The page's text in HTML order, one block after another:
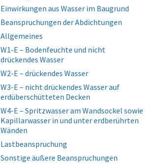
Einwirkungen aus Wasser im Baugrund
Beanspruchungen der Abdichtungen
Allgemeines
W1-E – Bodenfeuchte und nicht
drückendes Wasser
W2-E – drückendes Wasser
W3-E – nicht drückendes Wasser auf
erdüberschütteten Decken
W4-E – Spritzwasser am Wandsockel sowie
Kapillarwasser in und unter erdberührten
Wänden
Lastbeanspruchung
Sonstige äußere Beanspruchungen